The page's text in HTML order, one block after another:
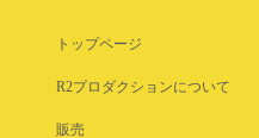
トップページ
R2プロダクションについて
販売